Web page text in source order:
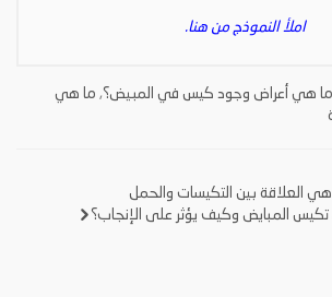
املأ النموذج من هنا.
ما هي أعراض وجود كيس في المبيض؟, ما هي
هي العلاقة بين التكيسات والحمل
المبايض وكيف يؤثر على الإنجاب؟